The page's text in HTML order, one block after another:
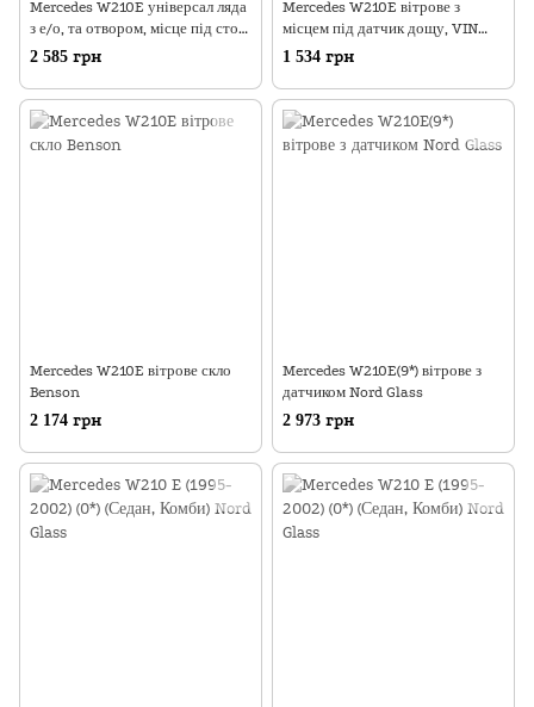
Mercedes W210E універсал ляда
з е/о, та отвором, місце під стоп
PGW
2 585 грн
Mercedes W210E вітрове з
місцем під датчик дощу, VIN
(95-02) 1 489*862
1 534 грн
Mercedes W210E вітрове скло
Benson
2 174 грн
Mercedes W210E(9*) вітрове з
датчиком Nord Glass
2 973 грн